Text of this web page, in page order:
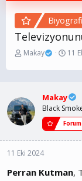
K
n
y
u
b
l
a
Makay
B
ş
a
n
g
ı
r
11
Makay
Black
11 Eki 2024
Perran Kutman,